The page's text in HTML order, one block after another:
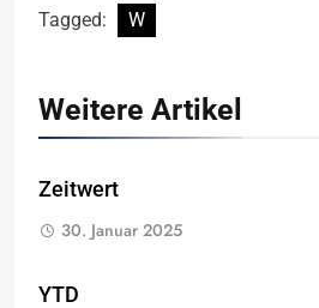
Tagged: W
Weitere Artikel
Zeitwert
30. Januar 2025
YTD